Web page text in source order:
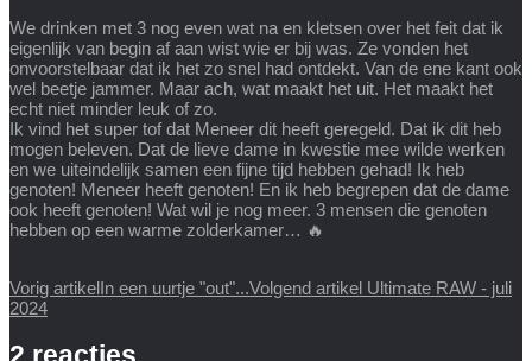
We drinken met 3 nog even wat na en kletsen over het feit dat ik
eigenlijk van begin af aan wist wie er bij was. Ze vonden het
onvoorstelbaar dat ik het zo snel had ontdekt. Van de ene kant ook
wel beetje jammer. Maar ach, wat maakt het uit. Het maakt het
echt niet minder leuk of zo.
Ik vind het super tof dat Meneer dit heeft geregeld. Dat ik dit heb
mogen beleven. Dat de lieve dame in kwestie mee wilde werken
en we uiteindelijk samen een fijne tijd hebben gehad! Ik heb
genoten! Meneer heeft genoten! En ik heb begrepen dat de dame
ook heeft genoten! Wat wil je nog meer. 3 mensen die genoten
hebben op een warme zolderkamer… 🔥
Vorig artikelIn een uurtje "out"...Volgend artikel Ultimate RAW - juli
2024